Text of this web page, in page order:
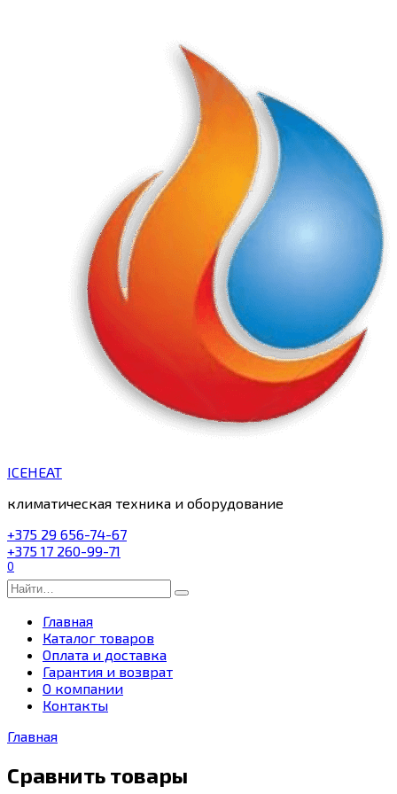
ICEHEAT
климатическая техника и оборудование
+375 29 656-74-67
+375 17 260-99-71
0
Search
for:
Главная
Каталог товаров
Оплата и доставка
Гарантия и возврат
О компании
Контакты
Главная
Сравнить товары